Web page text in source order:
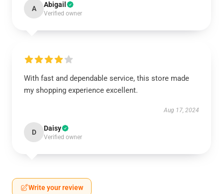
A Abigail
Verified owner
With fast and dependable service, this store made
my shopping experience excellent.
Aug 17, 2024
D Daisy
Verified owner
Write your review